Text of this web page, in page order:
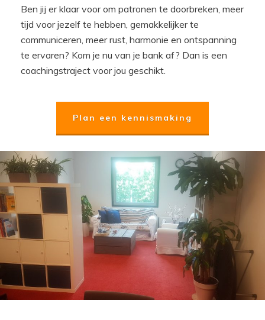
Ben jij er klaar voor om patronen te doorbreken, meer
tijd voor jezelf te hebben, gemakkelijker te
communiceren, meer rust, harmonie en ontspanning
te ervaren? Kom je nu van je bank af? Dan is een
coachingstraject voor jou geschikt.
Plan een kennismaking